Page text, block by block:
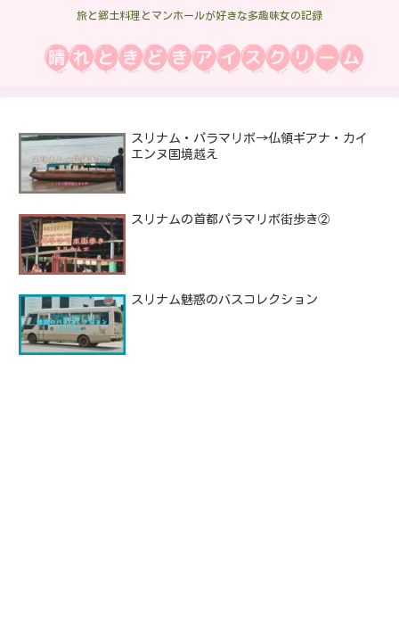
旅と郷土料理とマンホールが好きな多趣味女の記録
スリナム・パラマリボ→仏領ギアナ・カイ
エンヌ国境越え
スリナムの首都パラマリボ街歩き②
スリナム魅惑のバスコレクション